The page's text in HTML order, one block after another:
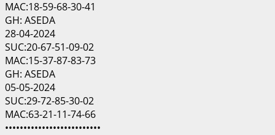
MAC:18-59-68-30-41
GH: ASEDA
28-04-2024
SUC:20-67-51-09-02
MAC:15-37-87-83-73
GH: ASEDA
05-05-2024
SUC:29-72-85-30-02
MAC:63-21-11-74-66
••••••••••••••••••••••••••